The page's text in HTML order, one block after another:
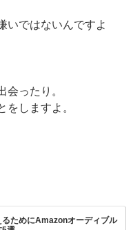
いではないんですよ
会ったり。
をしますよ。
るためにAmazonオーディブル